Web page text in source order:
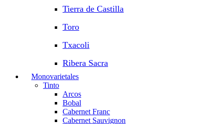
Tierra de Castilla
Toro
Txacoli
Ribera Sacra
Monovarietales
Tinto
Arcos
Bobal
Cabernet Franc
Cabernet Sauvignon